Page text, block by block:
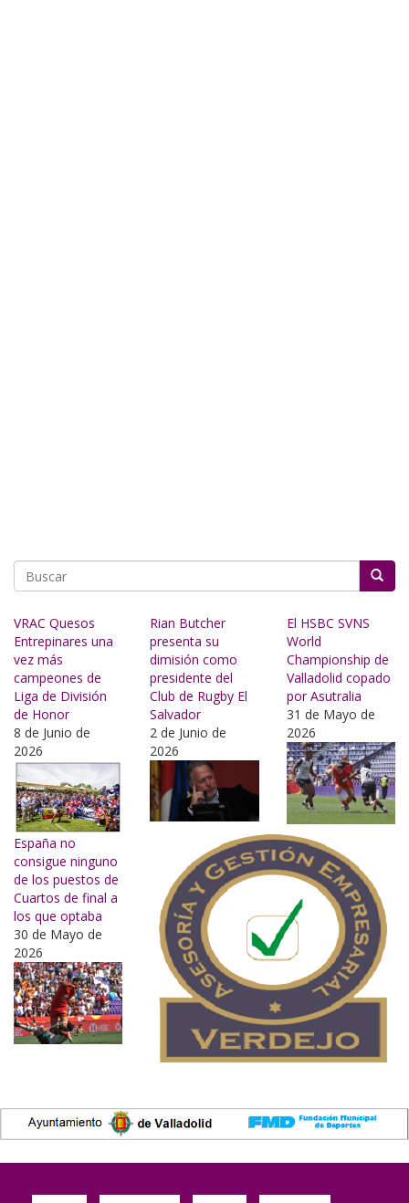
VRAC Quesos
Entrepinares una
vez más
campeones de
Liga de División
de Honor
8 de Junio de
2026
Rian Butcher
presenta su
dimisión como
presidente del
Club de Rugby El
Salvador
2 de Junio de
2026
El HSBC SVNS
World
Championship de
Valladolid copado
por Asutralia
31 de Mayo de
2026
España no
consigue ninguno
de los puestos de
Cuartos de final a
los que optaba
30 de Mayo de
2026